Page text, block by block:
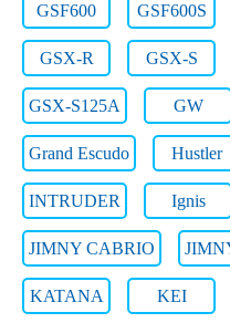
GSF600 GSF600S
GSX-R GSX-S
GSX-S125A GW
Grand Escudo Hustler
INTRUDER Ignis
JIMNY CABRIO
KATANA KEI